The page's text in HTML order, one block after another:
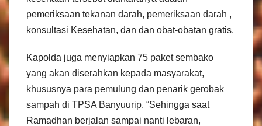
pemeriksaan tekanan darah, pemeriksaan darah ,
konsultasi Kesehatan, dan dan obat-obatan gratis.
Kapolda juga menyiapkan 75 paket sembako
yang akan diserahkan kepada masyarakat,
khususnya para pemulung dan penarik gerobak
sampah di TPSA Banyuurip. “Sehingga saat
Ramadhan berjalan sampai nanti lebaran,